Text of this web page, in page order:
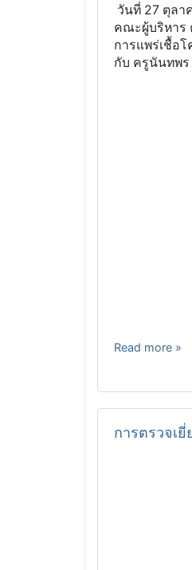
วันที่ 27 ตุลา
คณะผู้บริหาร
การแพร่เชื้อ
กับ ครูนันทพร
Read more »
การตรวจเ